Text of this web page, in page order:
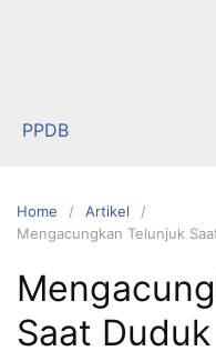
PPDB
Home
Artikel
Mengacungkan Telunjuk
Saat